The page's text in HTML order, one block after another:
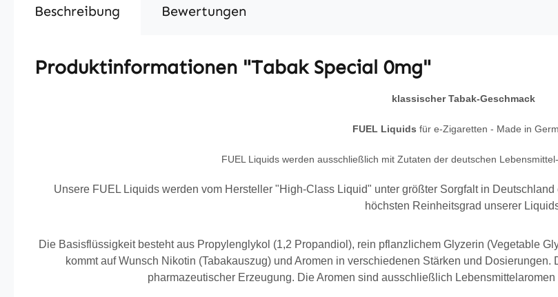
Beschreibung Bewertungen
Produktinformationen "Tabak Special 0mg"
klassischer Tabak-Geschmack
FUEL Liquids für e-Zigaretten - Made in
FUEL Liquids werden ausschließlich mit Zutaten der deutschen
Unsere FUEL Liquids werden vom Hersteller "High-Class Liquid" unter größter Sorgfalt in
höchsten Reinheitsgrad unserer
Die Basisflüssigkeit besteht aus Propylenglykol (1,2 Propandiol), rein pflanzlichem Glyzerin (Vegetable
kommt auf Wunsch Nikotin (Tabakauszug) und Aromen in verschiedenen Stärken und
pharmazeutischer Erzeugung. Die Aromen sind ausschließlich